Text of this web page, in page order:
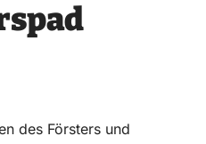
des Försters und